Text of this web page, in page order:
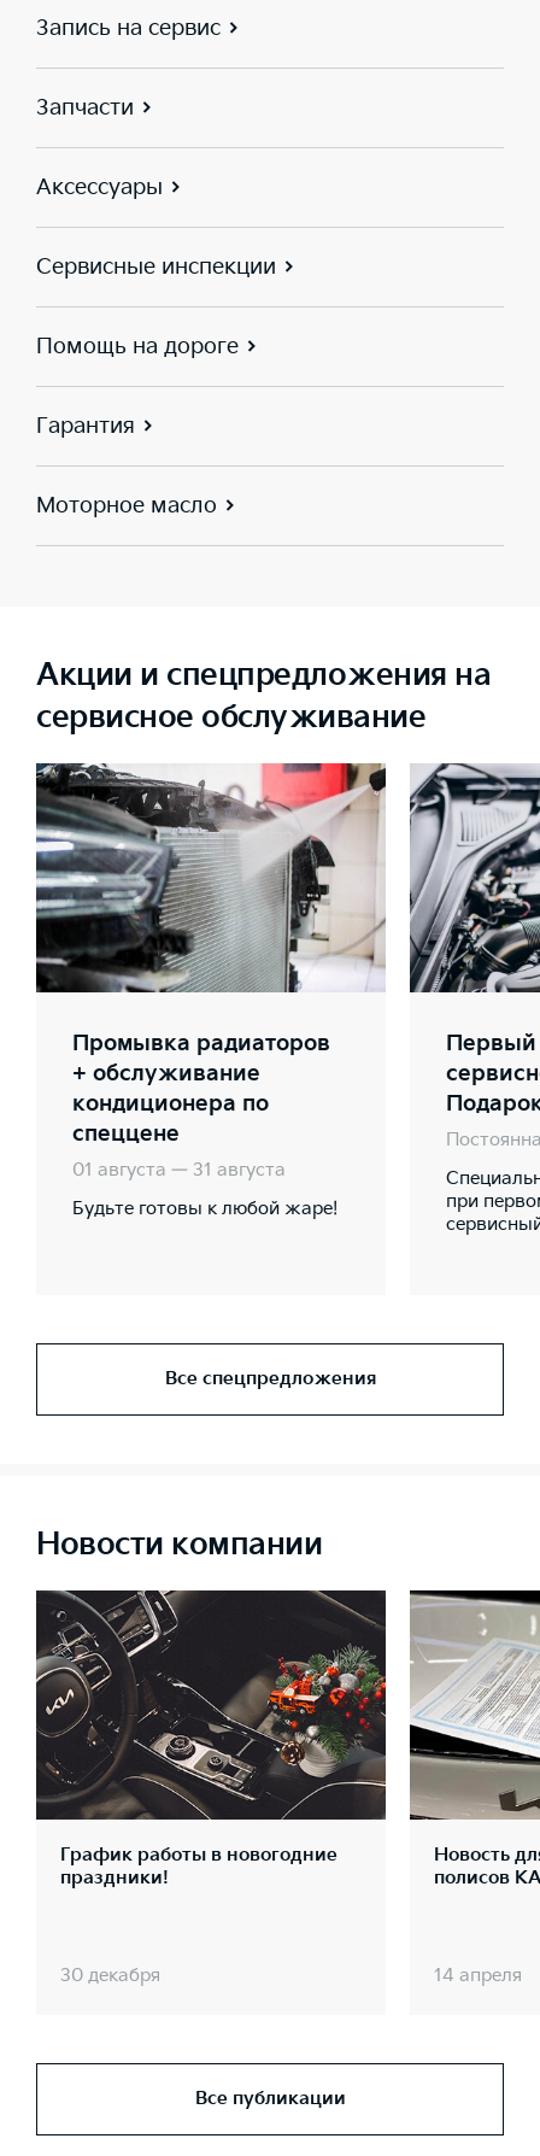
Запись на сервис
Запчасти
Аксессуары
Сервисные инспекции
Помощь на дороге
Гарантия
Моторное масло
Акции и спецпредложения на
сервисное обслуживание
Промывка радиаторов
+ обслуживание
кондиционера по
спеццене
01 августа — 31 августа
Будьте готовы к любой жаре!
Первый
при
Все спецпредложения
Новости компании
График работы в новогодние
праздники!
30 декабря
Новость
полисов
14 апреля
Все публикации